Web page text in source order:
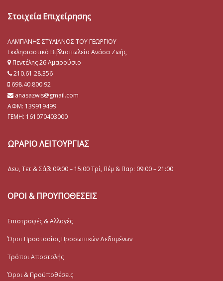
Στοιχεία Επιχείρησης
ΑΛΜΠΑΝΗΣ ΣΤΥΛΙΑΝΟΣ ΤΟΥ ΓΕΩΡΓΙΟΥ
Εκκλησιαστικό Βιβλιοπωλείο Ανάσα Ζωής
Πεντέλης 26 Αμαρούσιο
210.61.28.356
698.40.800.92
anasazwis@gmail.com
ΑΦΜ: 139919499
ΓΕΜΗ: 161070403000
ΩΡΑΡΙΟ ΛΕΙΤΟΥΡΓΙΑΣ
Δευ, Τετ & Σάβ: 09:00 – 15:00 Τρί, Πέμ & Παρ: 09:00 – 21:00
ΟΡΟΙ & ΠΡΟΥΠΟΘΕΣΕΙΣ
Επιστροφές & Αλλαγές
Όροι Προστασίας Προσωπικών Δεδομένων
Τρόποι Αποστολής
Όροι & Προϋποθέσεις